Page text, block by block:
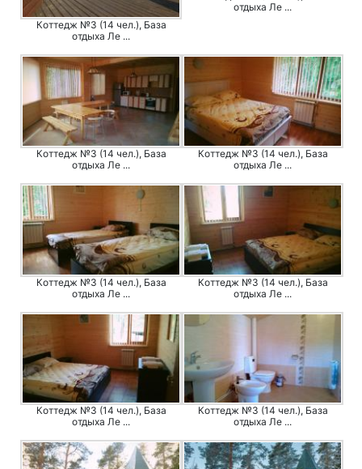
Коттедж №3 (14 чел.), База
отдыха Ле ...
отдыха Ле ...
Коттедж №3 (14 чел.), База
отдыха Ле ...
Коттедж №3 (14 чел.), База
отдыха Ле ...
Коттедж №3 (14 чел.), База
отдыха Ле ...
Коттедж №3 (14 чел.), База
отдыха Ле ...
Коттедж №3 (14 чел.), База
отдыха Ле ...
Коттедж №3 (14 чел.), База
отдыха Ле ...